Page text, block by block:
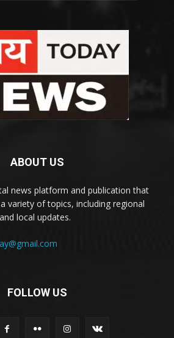
ABOUT US
news platform and publication that
variety of topics, including regional
local updates.
FOLLOW US